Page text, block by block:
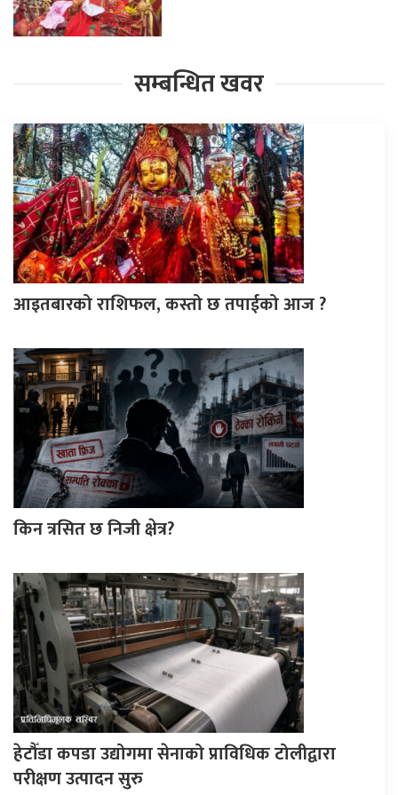
सम्बन्धित खवर
आइतबारको राशिफल, कस्तो छ तपाईको आज ?
किन त्रसित छ निजी क्षेत्र?
हेटौँडा कपडा उद्योगमा सेनाको प्राविधिक टोलीद्वारा
परीक्षण उत्पादन सुरु